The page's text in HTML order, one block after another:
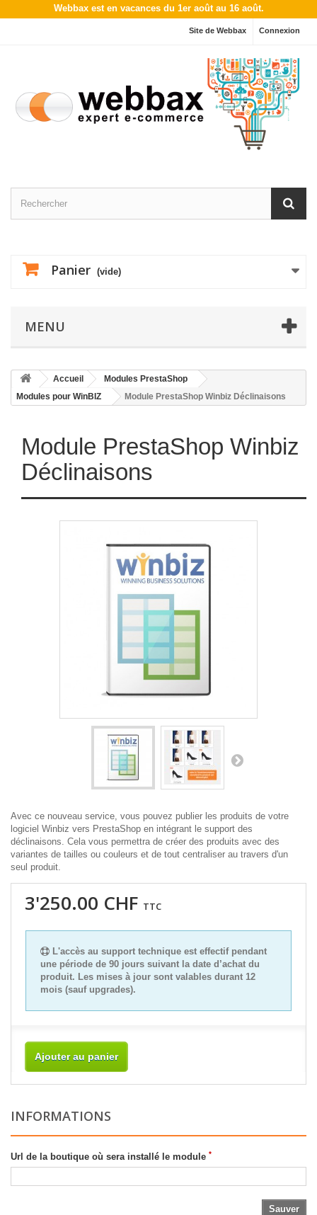
Webbax est en vacances du 1er août au 16 août.
Connexion
Site de Webbax
Panier (vide)
MENU
Accueil
Modules PrestaShop
Modules pour WinBIZ
Module PrestaShop Winbiz Déclinaisons
Module PrestaShop Winbiz
Déclinaisons
Avec ce nouveau service, vous pouvez publier les produits de votre
logiciel Winbiz vers PrestaShop en intégrant le support des
déclinaisons. Cela vous permettra de créer des produits avec des
variantes de tailles ou couleurs et de tout centraliser au travers d'un
seul produit.
3'250.00 CHF TTC
L'accès au support technique est effectif pendant
une période de 90 jours suivant la date d’achat du
produit. Les mises à jour sont valables durant 12
mois (sauf upgrades).
Ajouter au panier
INFORMATIONS
Url de la boutique où sera installé le module *
Sauver